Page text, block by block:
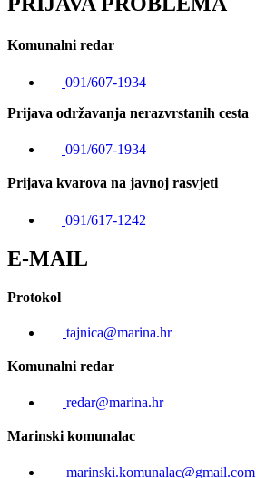
Komunalni redar
091/607-1934
Prijava održavanja nerazvrstanih cesta
091/607-1934
Prijava kvarova na javnoj rasvjeti
091/617-1242
E-MAIL
Protokol
tajnica@marina.hr
Komunalni redar
redar@marina.hr
Marinski komunalac
marinski.komunalac@gmail.com